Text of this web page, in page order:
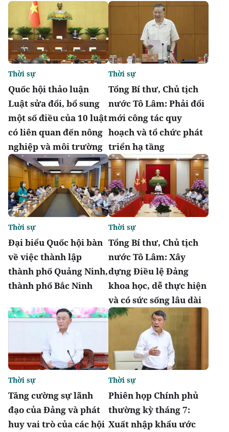
Quốc hội thảo luận
Luật sửa đổi, bổ sung
một số điều của 10 luật
có liên quan đến nông
nghiệp và môi trường
Thời sự
Tổng Bí thư, Chủ tịch
nước Tô Lâm: Phải đổi
mới công tác quy
hoạch và tổ chức phát
triển hạ tầng
Thời sự
Đại biểu Quốc hội bàn
về việc thành lập
thành phố Quảng Ninh,
thành phố Bắc Ninh
Thời sự
Tổng Bí thư, Chủ tịch
nước Tô Lâm: Xây
dựng Điều lệ Đảng
khoa học, dễ thực hiện
và có sức sống lâu dài
Thời sự
Tăng cường sự lãnh
đạo của Đảng và phát
huy vai trò của các hội
Thời sự
Phiên họp Chính phủ
thường kỳ tháng 7:
Xuất nhập khẩu ước
Thời sự